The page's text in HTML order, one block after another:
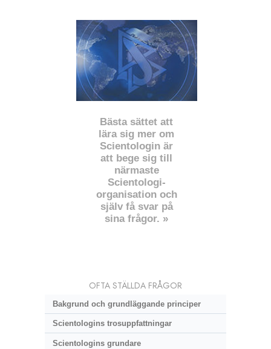
Bästa sättet att
lära sig mer om
Scientologin är
att bege sig till
närmaste
Scientologi-
organisation och
själv få svar på
sina frågor. »
OFTA STÄLLDA FRÅGOR
Bakgrund och grundläggande principer
Scientologins trosuppfattningar
Scientologins grundare